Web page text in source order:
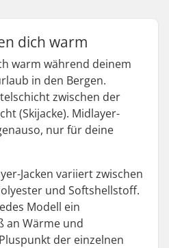
dich warm
warm während deinem
in den Bergen.
zwischen der
(Skijacke). Midlayer-
nur für deine
Jacken variiert zwischen
und Softshellstoff.
Modell ein
an Wärme und
der einzelnen